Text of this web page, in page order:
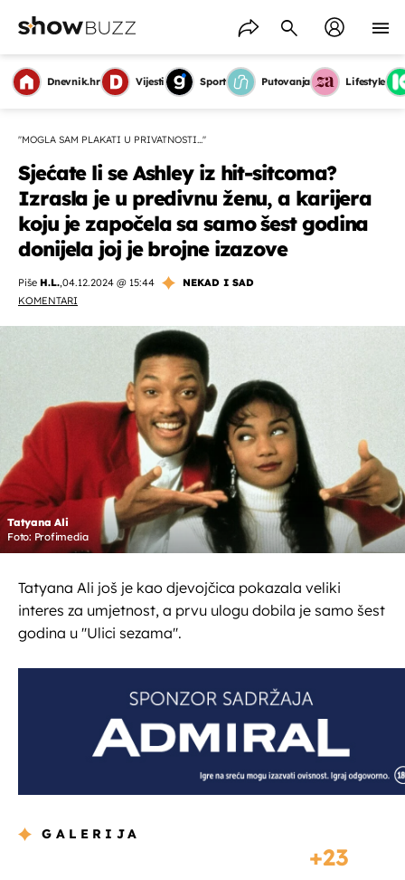
Dnevnik.hr Vijesti Sport Putovanja Lifestyle
''MOGLA SAM PLAKATI U PRIVATNOSTI...''
Sjećate li se Ashley iz hit-sitcoma?
Izrasla je u predivnu ženu, a karijera
koju je započela sa samo šest godina
donijela joj je brojne izazove
Piše H.L.,04.12.2024 @ 15:44
NEKAD I SAD
KOMENTARI
Tatyana Ali
Foto: Profimedia
Tatyana Ali još je kao djevojčica pokazala veliki
interes za umjetnost, a prvu ulogu dobila je samo šest
godina u ''Ulici sezama''.
GALERIJA
23
OMOGUĆI OBAVIJESTI